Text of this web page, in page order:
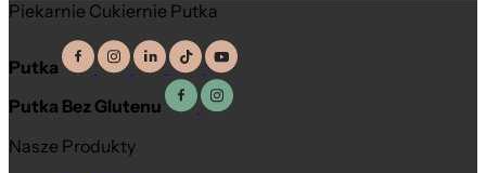
Piekarnie Cukiernie Putka
Putka
Putka Bez Glutenu
Nasze Produkty